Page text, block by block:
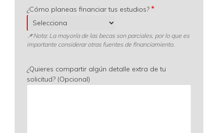
¿Cómo planeas financiar tus estudios?
📌Nota: La mayoría de las becas son parciales, por lo que es
importante considerar otras fuentes de financiamiento.
¿Quieres compartir algún detalle extra de tu
solicitud? (Opcional)